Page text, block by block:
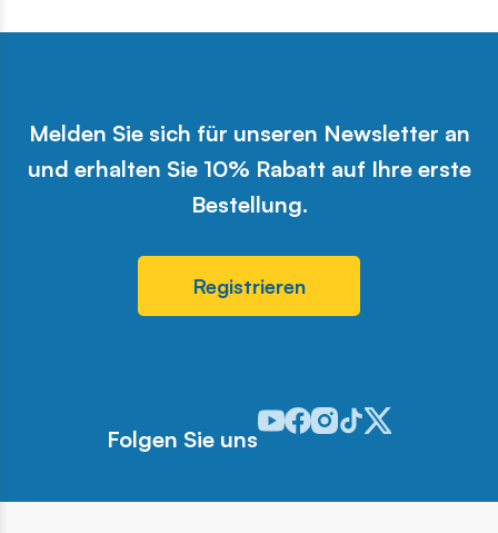
Melden Sie sich für unseren Newsletter an
und erhalten Sie 10% Rabatt auf Ihre erste
Bestellung.
Registrieren
Folgen Sie uns
Odwiedź nasz profil w serwisie
Odwiedź nasz profil w
Odwiedź nasz profil w
Odwiedź nasz profil
Odwiedź nasz